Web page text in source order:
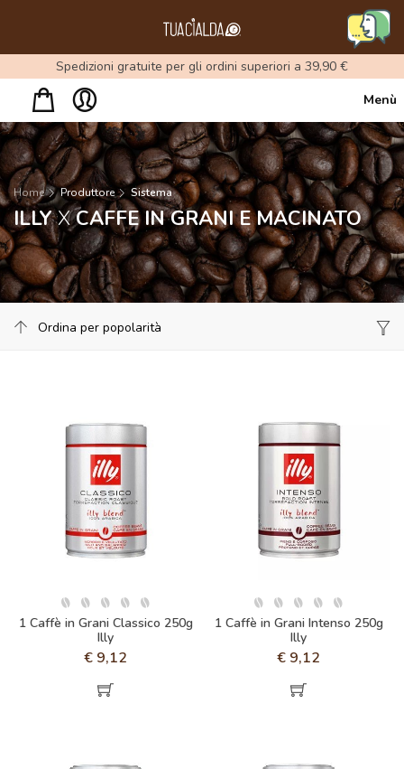
Spedizioni gratuite per gli ordini superiori a 39,90 €
Menù
Home Produttore Sistema
ILLYXCAFFE IN GRANI E MACINATO
1 Caffè in Grani Classico 250g
Illy
€ 9,12
1 Caffè in Grani Intenso 250g
Illy
€ 9,12